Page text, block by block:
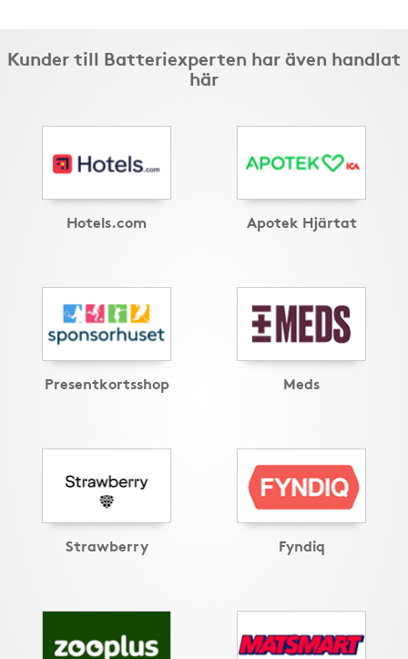
Kunder till Batteriexperten har även handlat
här
Hotels.com Apotek Hjärtat
Presentkortsshop Meds
Strawberry Fyndiq